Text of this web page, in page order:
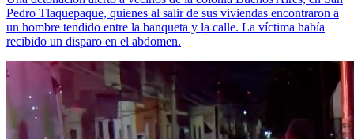
Pedro Tlaquepaque, quienes al salir de sus viviendas encontraron a
un hombre tendido entre la banqueta y la calle. La víctima había
recibido un disparo en el abdomen.